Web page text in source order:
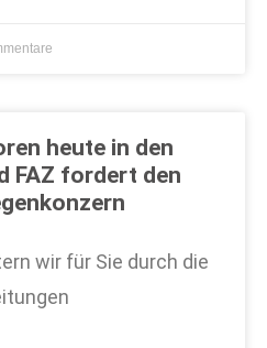
heute in den
FAZ fordert den
wir für Sie durch die